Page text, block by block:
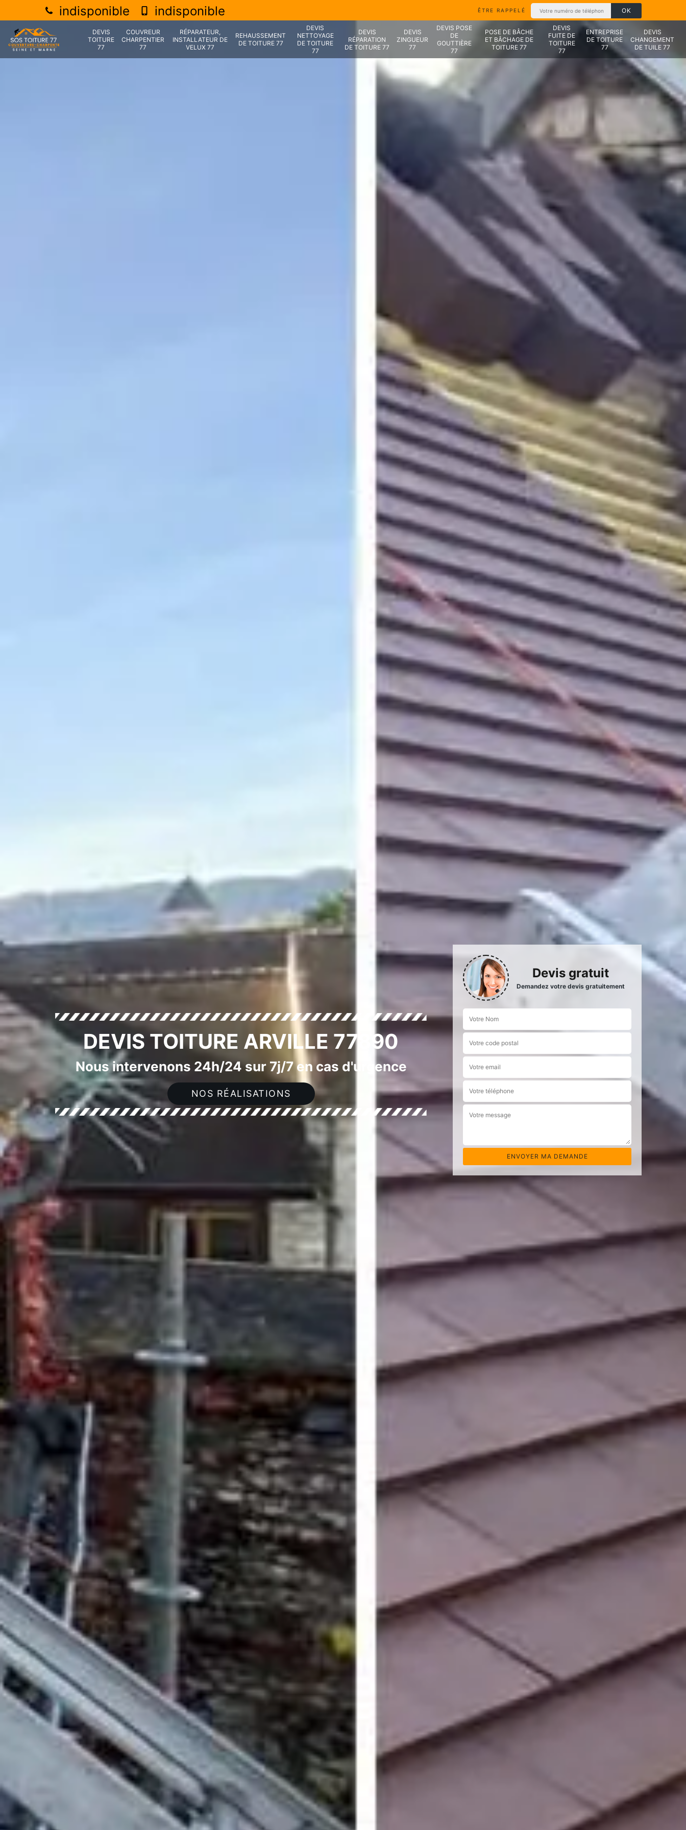
indisponible indisponible ÊTRE RAPPELÉ
DEVIS
TOITURE
77
COUVREUR
CHARPENTIER
77
RÉPARATEUR,
INSTALLATEUR DE
VELUX 77
REHAUSSEMENT
DE TOITURE 77
DEVIS
NETTOYAGE
DE TOITURE
77
DEVIS
RÉPARATION
DE TOITURE 77
DEVIS
ZINGUEUR
77
DEVIS POSE
DE
GOUTTIÈRE
77
POSE DE BÂCHE
ET BÂCHAGE DE
TOITURE 77
DEVIS
FUITE DE
TOITURE
77
ENTREPRISE
DE TOITURE
77
DEVIS
CHANGEMENT
DE TUILE 77
DEVIS TOITURE ARVILLE 77890
Nous intervenons 24h/24 sur 7j/7 en cas d'urgence
NOS RÉALISATIONS
Devis gratuit
Demandez votre devis gratuitement